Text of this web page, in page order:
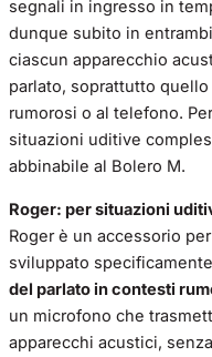
segnali in ingresso in
dunque subito in
ciascun apparecchio
parlato, soprattutto
rumorosi o al telefono.
situazioni uditive
abbinabile al Bolero M.
Roger: per situazioni
Roger è un accessorio
sviluppato
del parlato in contesti
un microfono che
apparecchi acustici,